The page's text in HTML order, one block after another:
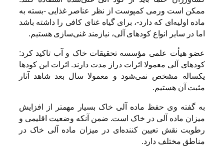
ممکن است ورمی کمپوست از نظر عناصر غذایی -بسته به
ماده اولیه‌ای که دارد-، برای گیاه غنای کافی را داشته باشد
اما در سایر انواع کودهای آلی، نیازمند غنی‌سازی هستیم.
عضو هیأت علمی مؤسسه تحقیقات خاک و آب تاکید کرد:
کودهای آلی معمولا اثرات دراز مدت دارند. اثرات این کودها
یکساله مشخص نمی‌شود و معمولا سال بعد شاهد آثار
مثبت آن هستیم.
به گفته وی حفظ ماده آلی خاک بسیار مهمتر از افزایش
میزان ماده آلی در خاک است. ضمن آنکه وضعیت اقلیمی و
رطوبت نقش تعیین کننده‌ای در میزان ماده آلی خاک در
مناطق مختلف دارد.